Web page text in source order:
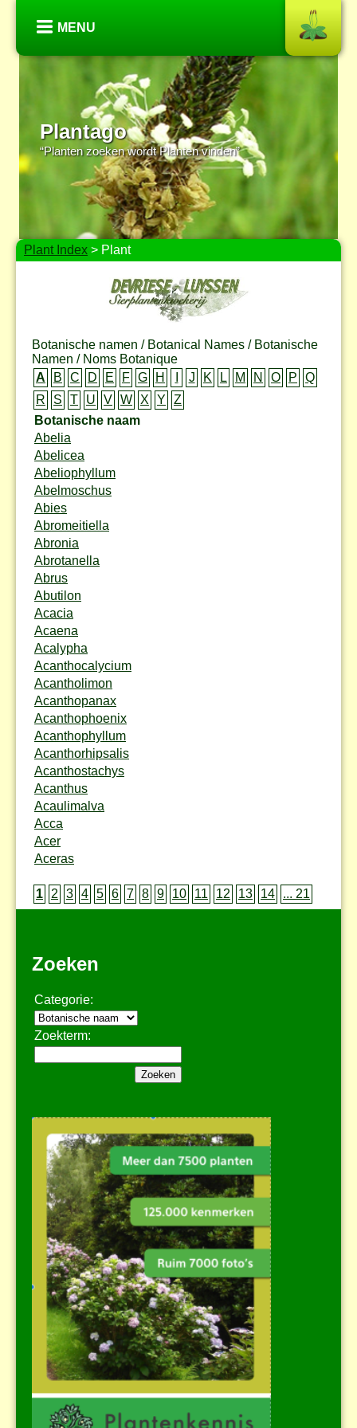
MENU
Plantago
“Planten zoeken wordt Planten vinden”
Plant Index > Plant
Botanische namen / Botanical Names / Botanische
Namen / Noms Botanique
A
B C D E F G H J K L M N O P
Q
R
S T U V W X Y
Z
Botanische naam
Abelia
Abelicea
Abeliophyllum
Abelmoschus
Abies
Abromeitiella
Abronia
Abrotanella
Abrus
Abutilon
Acacia
Acaena
Acalypha
Acanthocalycium
Acantholimon
Acanthopanax
Acanthophoenix
Acanthophyllum
Acanthorhipsalis
Acanthostachys
Acanthus
Acaulimalva
Acca
Acer
Aceras
1 2 3 4 5 6 7 8 9 10 11 12 13 14 ... 21
Zoeken
Categorie:
Zoekterm: